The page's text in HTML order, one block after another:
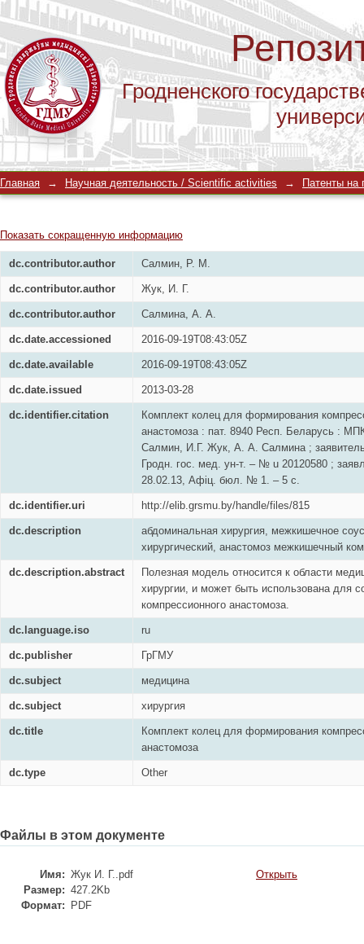
Гродненского
Комплект колец для формирования
анастомоза
Главная → Научная деятельность / Scientific activities → Патенты на
Показать сокращенную информацию
dc.contributor.author Салмин, Р. М.
dc.contributor.author Жук, И. Г.
dc.contributor.author Салмина, А. А.
dc.date.accessioned 2016-09-19T08:43:05Z
dc.date.available 2016-09-19T08:43:05Z
dc.date.issued 2013-03-28
dc.identifier.citation
Комплект колец для формирования
анастомоза : пат. 8940 Респ. Беларусь :
Салмин, И.Г. Жук, А. А. Салмина ; заявитель
Гродн. гос. мед. ун-т. – № u 20120580 ;
28.02.13, Афіц. бюл. № 1. – 5 с.
dc.identifier.uri http://elib.grsmu.by/handle/files/815
dc.description
абдоминальная хирургия, межкишечное
хирургический, анастомоз межкишечный
dc.description.abstract
Полезная модель относится к области
хирургии, и может быть использована для
компрессионного анастомоза.
dc.language.iso ru
dc.publisher ГрГМУ
dc.subject медицина
dc.subject хирургия
dc.title
Комплект колец для формирования
анастомоза
dc.type Other
Файлы в этом документе
Имя: Жук И. Г..pdf
Размер: 427.2Kb
Формат:
PDF
Открыть